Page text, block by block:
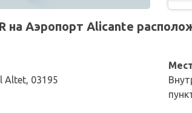
на Аэропорт Alicante
Altet, 03195